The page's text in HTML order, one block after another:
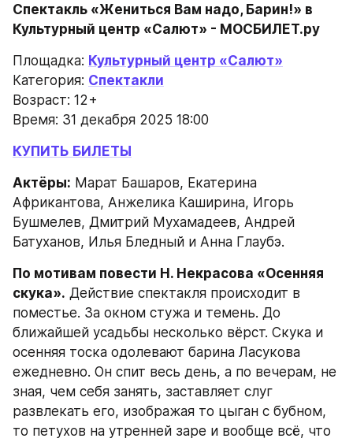
Спектакль «Жениться Вам надо, Барин!» в
Культурный центр «Салют» - МОСБИЛЕТ.ру
Площадка: Культурный центр «Салют»
Категория: Спектакли
Возраст: 12+
Время: 31 декабря 2025 18:00
КУПИТЬ БИЛЕТЫ
Актёры: Марат Башаров, Екатерина
Африкантова, Анжелика Каширина, Игорь
Бушмелев, Дмитрий Мухамадеев, Андрей
Батуханов, Илья Бледный и Анна Глаубэ.
По мотивам повести Н. Некрасова «Осенняя
скука». Действие спектакля происходит в
поместье. За окном стужа и темень. До
ближайшей усадьбы несколько вёрст. Скука и
осенняя тоска одолевают барина Ласукова
ежедневно. Он спит весь день, а по вечерам, не
зная, чем себя занять, заставляет слуг
развлекать его, изображая то цыган с бубном,
то петухов на утренней заре и вообще всё, что